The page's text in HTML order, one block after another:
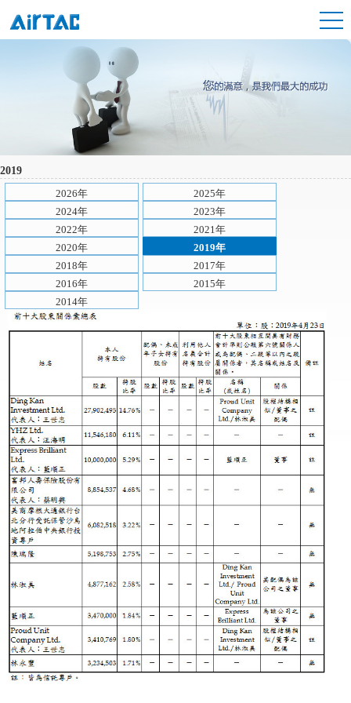
2019
2026年
2025年
2024年
2023年
2022年
2021年
2020年
2019年
2018年
2017年
2016年
2015年
2014年